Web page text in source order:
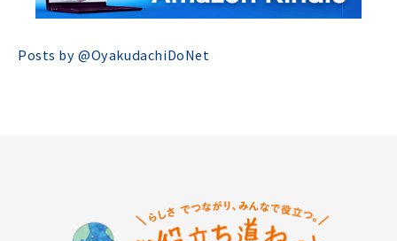
Posts by @OyakudachiDoNet